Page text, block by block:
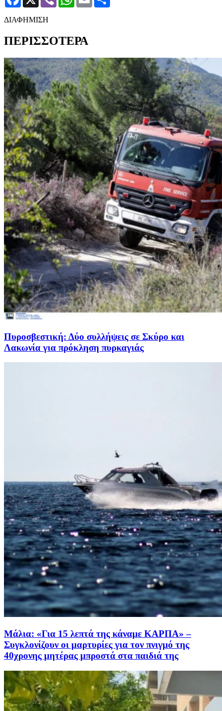
ΔΙΑΦΗΜΙΣΗ
ΠΕΡΙΣΣΟΤΕΡΑ
Πυροσβεστική: Δύο συλλήψεις σε Σκύρο και
Λακωνία για πρόκληση πυρκαγιάς
Μάλια: «Για 15 λεπτά της κάναμε ΚΑΡΠΑ» –
Συγκλονίζουν οι μαρτυρίες για τον πνιγμό της
40χρονης μητέρας μπροστά στα παιδιά της